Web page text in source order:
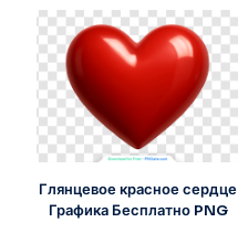
Глянцевое красное сердце
Графика Бесплатно PNG